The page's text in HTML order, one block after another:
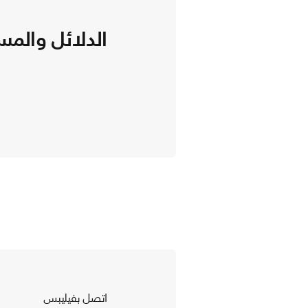
الدلائل
اتصل بفيليبس